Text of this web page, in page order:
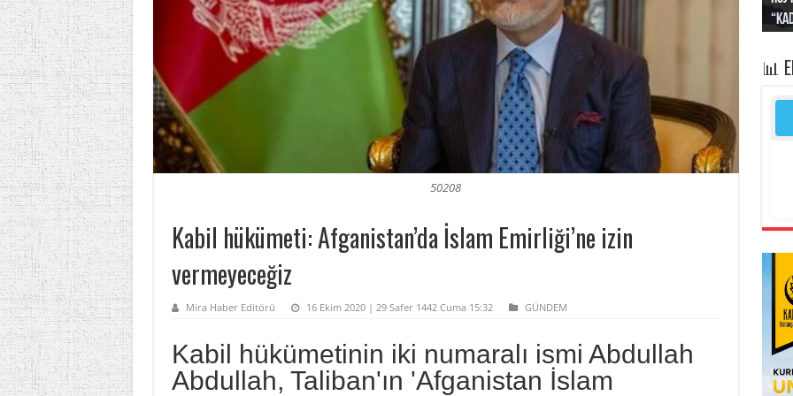
50208
Kabil hükümeti: Afganistan’da İslam Emirliği’ne izin
vermeyeceğiz
Mira Haber Editörü 16 Ekim 2020 | 29 Safer 1442 Cuma 15:32 GÜNDEM
Kabil hükümetinin iki numaralı ismi Abdullah
Abdullah, Taliban'ın 'Afganistan İslam
📊